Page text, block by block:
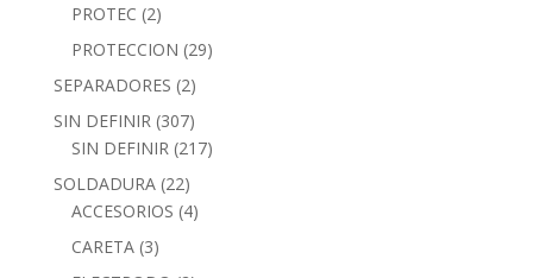
PROTEC (2)
PROTECCION (29)
SEPARADORES (2)
SIN DEFINIR (307)
SIN DEFINIR (217)
SOLDADURA (22)
ACCESORIOS (4)
CARETA (3)